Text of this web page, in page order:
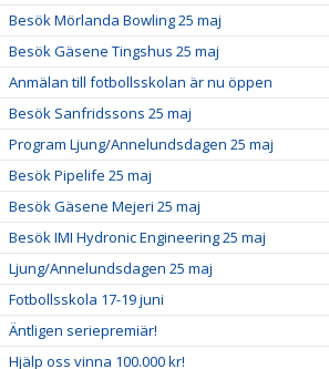
Besök Mörlanda Bowling 25 maj
Besök Gäsene Tingshus 25 maj
Anmälan till fotbollsskolan är nu öppen
Besök Sanfridssons 25 maj
Program Ljung/Annelundsdagen 25 maj
Besök Pipelife 25 maj
Besök Gäsene Mejeri 25 maj
Besök IMI Hydronic Engineering 25 maj
Ljung/Annelundsdagen 25 maj
Fotbollsskola 17-19 juni
Äntligen seriepremiär!
Hjälp oss vinna 100.000 kr!